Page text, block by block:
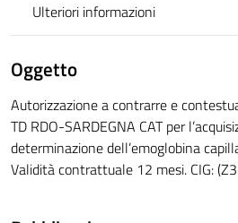
Ulteriori informazioni
Oggetto
Autorizzazione a contrarre e
TD RDO-SARDEGNA CAT per
determinazione dell’emoglobina
Validità contrattuale 12 mesi. CIG: